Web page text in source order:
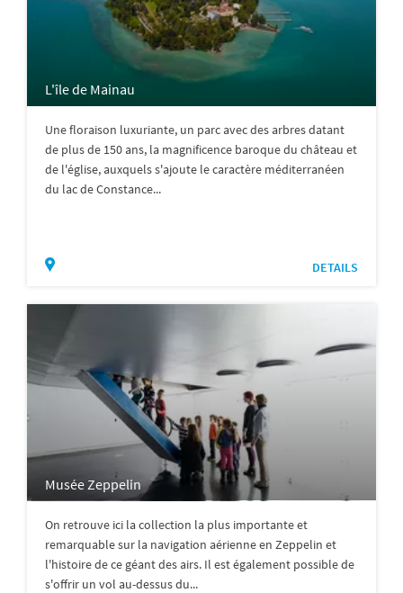
L'île de Mainau
Une floraison luxuriante, un parc avec des arbres datant
de plus de 150 ans, la magnificence baroque du château et
de l'église, auxquels s'ajoute le caractère méditerranéen
du lac de Constance...
DETAILS
Musée Zeppelin
On retrouve ici la collection la plus importante et
remarquable sur la navigation aérienne en Zeppelin et
l'histoire de ce géant des airs. Il est également possible de
s'offrir un vol au-dessus du...